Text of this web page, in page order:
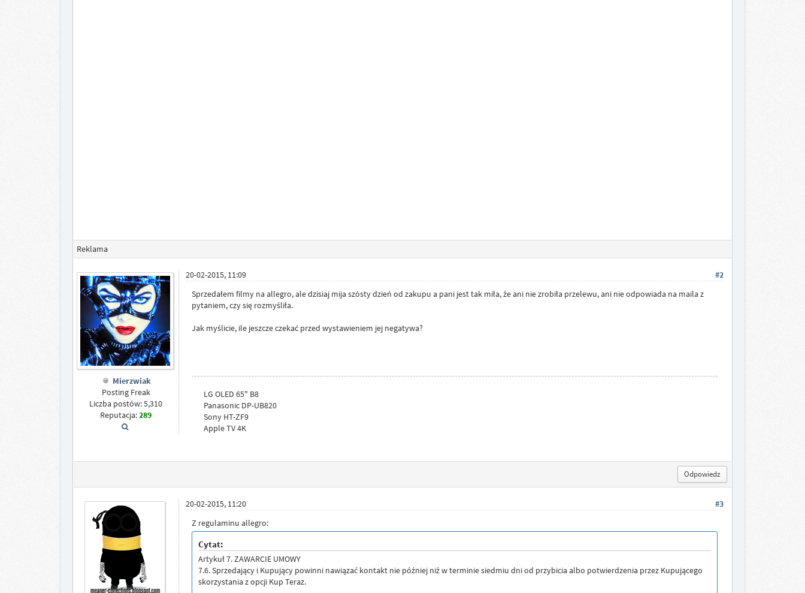
Reklama
Mierzwiak
Posting Freak
Liczba postów: 5,310
Reputacja:289
#2
20-02-2015, 11:09
Sprzedałem filmy na allegro, ale dzisiaj mija szósty dzień od zakupu a pani jest tak miła, że ani nie zrobiła przelewu, ani nie odpowiada na maila z
pytaniem, czy się rozmyśliła.
Jak myślicie, ile jeszcze czekać przed wystawieniem jej negatywa?
LG OLED 65" B8
Panasonic DP-UB820
Sony HT-ZF9
Apple TV 4K
Odpowiedz
#3
20-02-2015, 11:20
Z regulaminu allegro:
Cytat:
Artykuł 7. ZAWARCIE UMOWY
7.6. Sprzedający i Kupujący powinni nawiązać kontakt nie później niż w terminie siedmiu dni od przybicia albo potwierdzenia przez Kupującego
skorzystania z opcji Kup Teraz.